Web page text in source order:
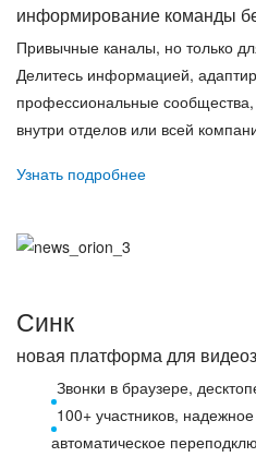
информирование команды
Привычные каналы, но только
Делитесь информацией,
профессиональные
внутри отделов или всей
Узнать подробнее
Синк
новая платформа для
Звонки в браузере,
100+ участников,
автоматическое